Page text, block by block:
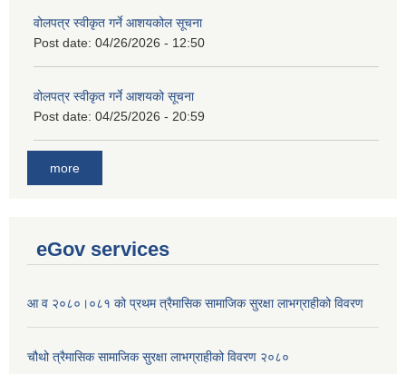
वोलपत्र स्वीकृत गर्ने आशयकोल सूचना
Post date: 04/26/2026 - 12:50
वोलपत्र स्वीकृत गर्ने आशयको सूचना
Post date: 04/25/2026 - 20:59
more
eGov services
आ व २०८०।०८१ को प्रथम त्रैमासिक सामाजिक सुरक्षा लाभग्राहीको विवरण
चौथो त्रैमासिक सामाजिक सुरक्षा लाभग्राहीको विवरण २०८०